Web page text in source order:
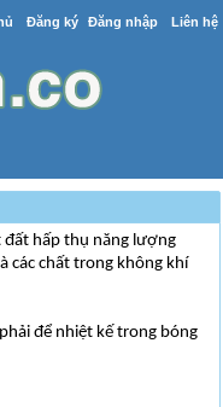
Đăng ký Đăng nhập Liên hệ
hấp thụ năng lượng
các chất trong không khí
để nhiệt kế trong bóng